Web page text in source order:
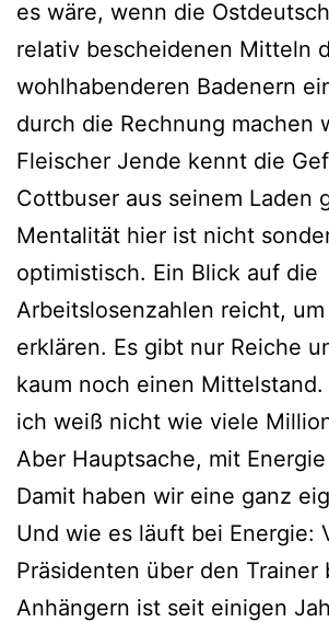
es wäre, wenn die
relativ bescheidenen Mitteln
wohlhabenderen Badenern
durch die Rechnung machen
Fleischer Jende kennt die
Cottbuser aus seinem Laden
Mentalität hier ist nicht
optimistisch. Ein Blick auf die
Arbeitslosenzahlen reicht, um
erklären. Es gibt nur Reiche
kaum noch einen
ich weiß nicht wie viele
Aber Hauptsache, mit
Damit haben wir eine ganz
Und wie es läuft bei Energie:
Präsidenten über den Trainer
Anhängern ist seit einigen